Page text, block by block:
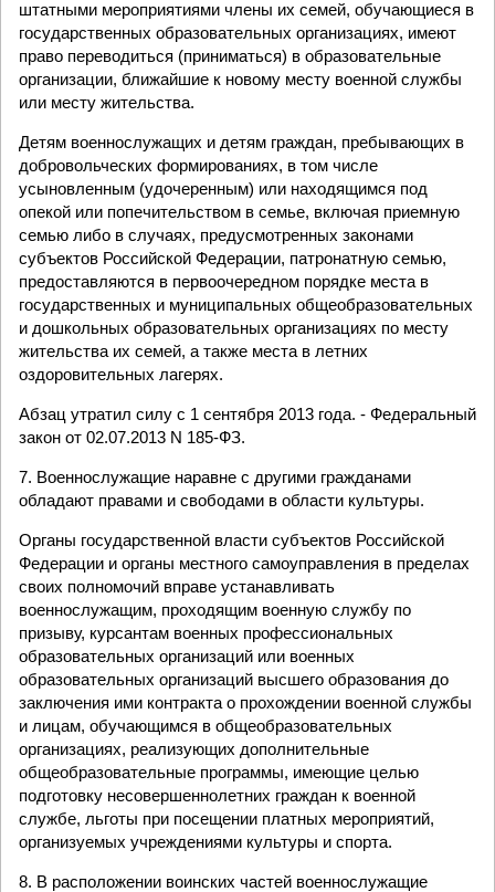
штатными мероприятиями члены их семей, обучающиеся в
государственных образовательных организациях, имеют
право переводиться (приниматься) в образовательные
организации, ближайшие к новому месту военной службы
или месту жительства.
Детям военнослужащих и детям граждан, пребывающих в
добровольческих формированиях, в том числе
усыновленным (удочеренным) или находящимся под
опекой или попечительством в семье, включая приемную
семью либо в случаях, предусмотренных законами
субъектов Российской Федерации, патронатную семью,
предоставляются в первоочередном порядке места в
государственных и муниципальных общеобразовательных
и дошкольных образовательных организациях по месту
жительства их семей, а также места в летних
оздоровительных лагерях.
Абзац утратил силу с 1 сентября 2013 года. - Федеральный
закон от 02.07.2013 N 185-ФЗ.
7. Военнослужащие наравне с другими гражданами
обладают правами и свободами в области культуры.
Органы государственной власти субъектов Российской
Федерации и органы местного самоуправления в пределах
своих полномочий вправе устанавливать
военнослужащим, проходящим военную службу по
призыву, курсантам военных профессиональных
образовательных организаций или военных
образовательных организаций высшего образования до
заключения ими контракта о прохождении военной службы
и лицам, обучающимся в общеобразовательных
организациях, реализующих дополнительные
общеобразовательные программы, имеющие целью
подготовку несовершеннолетних граждан к военной
службе, льготы при посещении платных мероприятий,
организуемых учреждениями культуры и спорта.
8. В расположении воинских частей военнослужащие